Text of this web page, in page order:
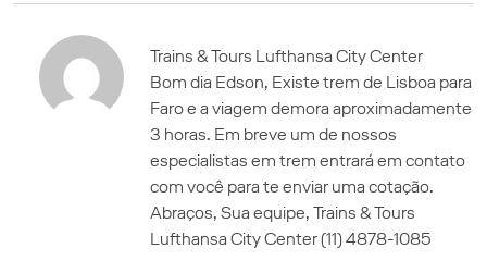
Trains & Tours Lufthansa City Center
Bom dia Edson, Existe trem de Lisboa para
Faro e a viagem demora aproximadamente
3 horas. Em breve um de nossos
especialistas em trem entrará em contato
com você para te enviar uma cotação.
Abraços, Sua equipe, Trains & Tours
Lufthansa City Center (11) 4878-1085